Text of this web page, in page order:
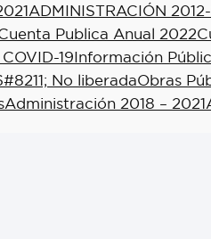
ADMINISTRACIÓN
Publica Anual 2022
19Información
No liberadaObras
Administración 2018 – 2021